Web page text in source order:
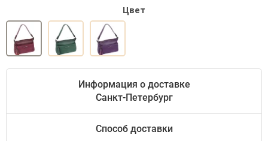
Цвет
Информация о доставке
Санкт-Петербург
Способ доставки